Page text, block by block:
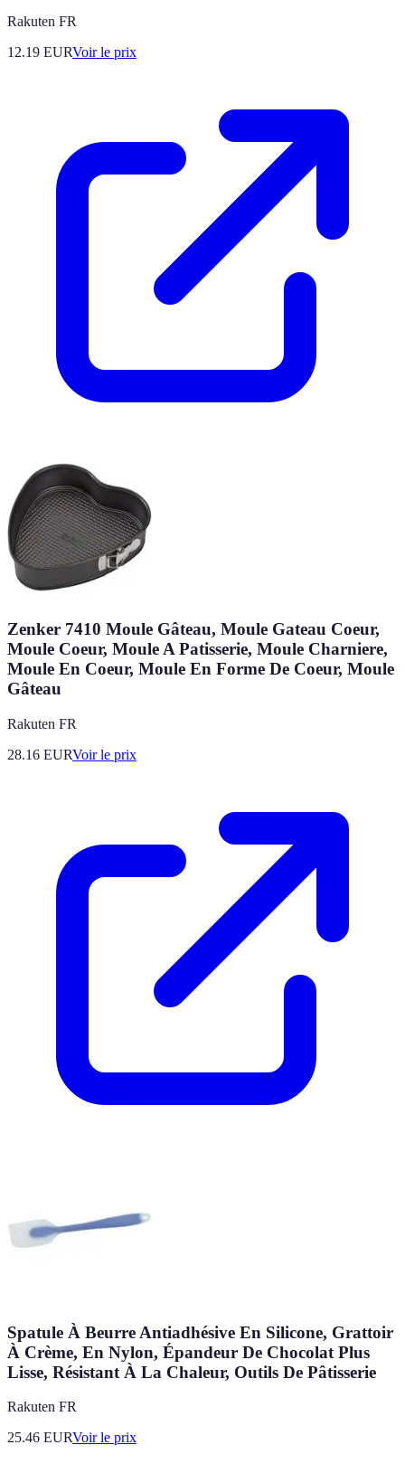
Rakuten FR
12.19 EURVoir le prix
Zenker 7410 Moule Gâteau, Moule Gateau Coeur,
Moule Coeur, Moule A Patisserie, Moule Charniere,
Moule En Coeur, Moule En Forme De Coeur, Moule
Gâteau
Rakuten FR
28.16 EURVoir le prix
Spatule À Beurre Antiadhésive En Silicone, Grattoir
À Crème, En Nylon, Épandeur De Chocolat Plus
Lisse, Résistant À La Chaleur, Outils De Pâtisserie
Rakuten FR
25.46 EURVoir le prix